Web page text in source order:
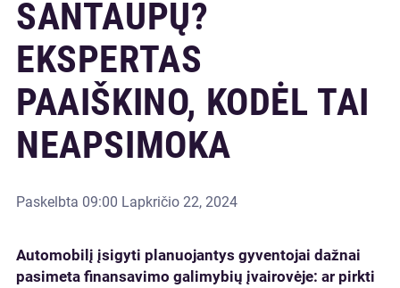
SANTAUPŲ?
EKSPERTAS
PAAIŠKINO, KODĖL TAI
NEAPSIMOKA
Paskelbta 09:00 Lapkričio 22, 2024
Automobilį įsigyti planuojantys gyventojai dažnai
pasimeta finansavimo galimybių įvairovėje: ar pirkti